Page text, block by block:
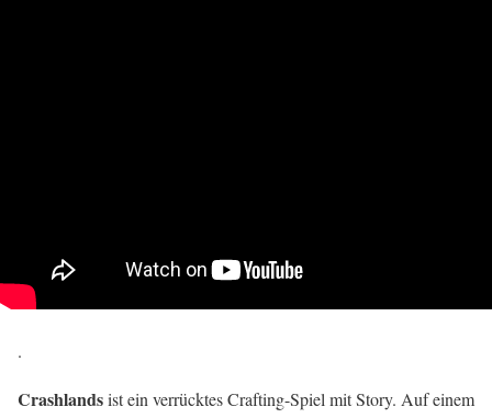
.
Crashlandsist ein verrücktes Crafting-Spiel mit Story. Auf einem